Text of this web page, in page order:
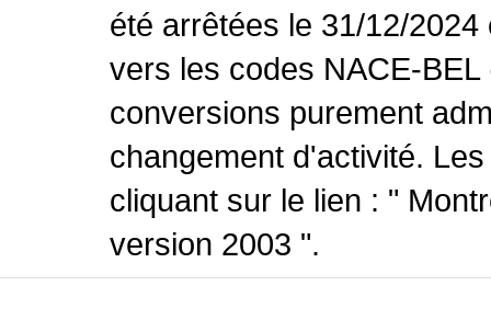
été arrêtées le 31/12/
vers les codes NACE-
conversions purement
changement d'activité.
cliquant sur le lien : "
version 2003 ".